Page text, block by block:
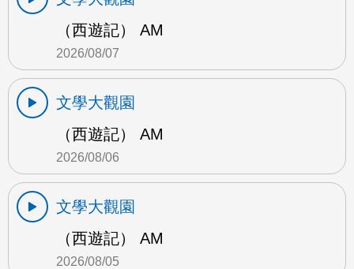
（西遊記） AM
2026/08/07
文學大觀園
（西遊記） AM
2026/08/06
文學大觀園
（西遊記） AM
2026/08/05